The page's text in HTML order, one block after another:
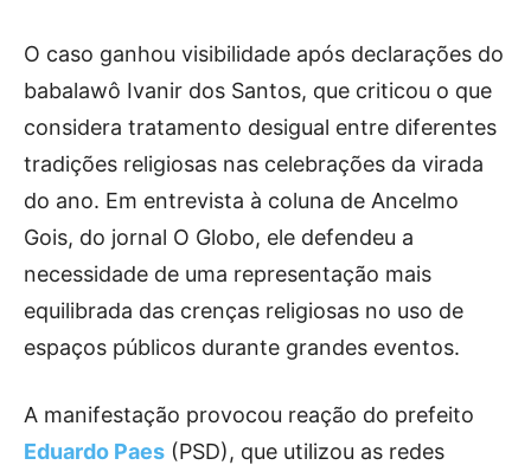
O caso ganhou visibilidade após declarações do
babalawô Ivanir dos Santos, que criticou o que
considera tratamento desigual entre diferentes
tradições religiosas nas celebrações da virada
do ano. Em entrevista à coluna de Ancelmo
Gois, do jornal O Globo, ele defendeu a
necessidade de uma representação mais
equilibrada das crenças religiosas no uso de
espaços públicos durante grandes eventos.
A manifestação provocou reação do prefeito
Eduardo Paes (PSD), que utilizou as redes